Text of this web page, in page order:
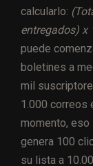
calcularlo:
entregados) x
puede
boletines a
mil
1.000 correos
momento,
genera 100
su lista a